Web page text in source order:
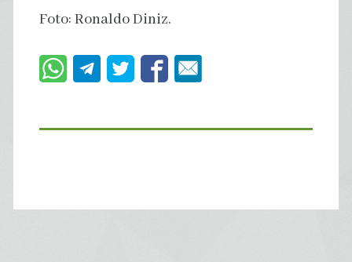
Foto: Ronaldo Diniz.